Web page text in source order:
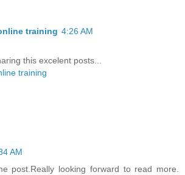
training 4:26 AM
this excelent posts...
training
AM
post.Really looking forward to read more.